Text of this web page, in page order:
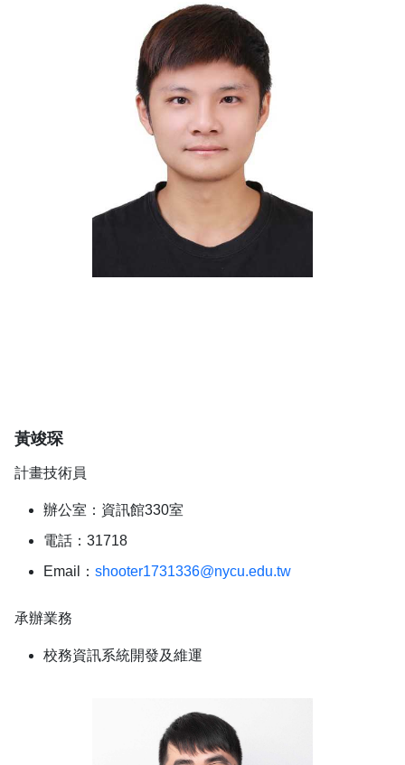
黃竣琛
計畫技術員
辦公室：資訊館330室
電話：31718
Email： shooter1731336@nycu.edu.tw
承辦業務
校務資訊系統開發及維運